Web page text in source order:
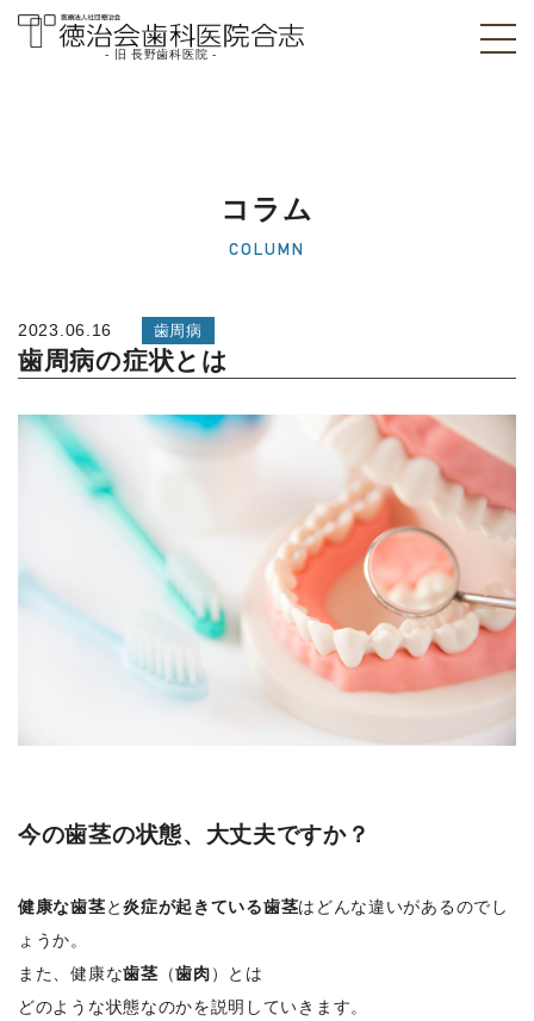
医院]｜熊本県合志
- 旧 長野歯科医院 -
コラム
COLUMN
2023.06.16 歯周病
歯周病の症状とは
今の歯茎の状態、大丈夫ですか？
健康な歯茎と炎症が起きている歯茎はどんな違いがあるのでし
ょうか。
また、健康な歯茎 （歯肉）とは
どのような状態なのかを説明していきます。